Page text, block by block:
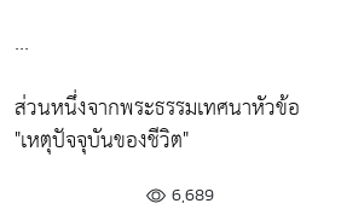
...
ส่วนหนึ่งจากพระธรรมเทศนาหัวข้อ
"เหตุปัจจุบันของชีวิต"
6,689